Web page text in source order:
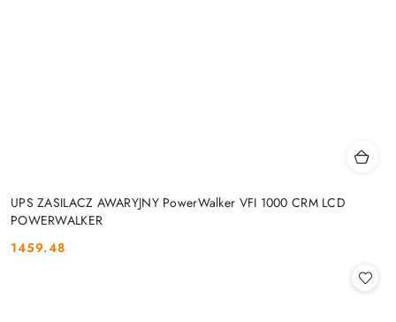
UPS ZASILACZ AWARYJNY PowerWalker VFI 1000 CRM LCD
POWERWALKER
Cena:
1459.48